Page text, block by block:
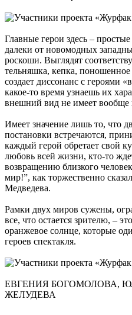
Главные герои здесь –
далеки от новомодных
роскоши. Выглядят
тельняшка, кепка, поношенное
создает диссонанс с героями
какое-то время узнаешь их
внешний вид не имеет вообще
Имеет значение лишь то, что
постановки встречаются,
каждый герой обретает свой
любовь всей жизни, кто-то
возвращению близкого
мир!”, как торжественно
Медведева.
Рамки двух миров сужены,
все, что остается зрителю, –
оранжевое солнце, которые
героев спектакля.
ЕВГЕНИЯ БОГОМОЛОВА,
ЖЕЛУДЕВА